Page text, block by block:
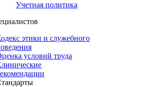
Учетная политика
этики и служебного
условий труда